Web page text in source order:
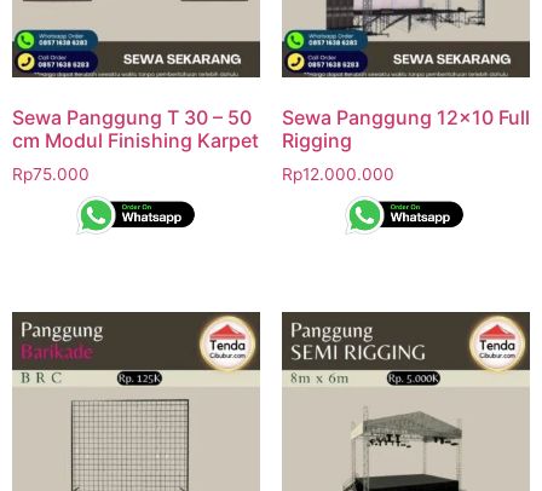
Sewa Panggung T 30 – 50
cm Modul Finishing Karpet
Rp75.000
Sewa Panggung 12×10 Full
Rigging
Rp12.000.000